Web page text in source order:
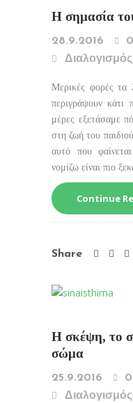
Η σημασία
28.9.2016 0
Διαλογισμός
Μερικές φορές τα
περιγράψουν κάτι
μέρες εξετάσαμε
στη ζωή του
αυτό που
νομίζω είναι πιο
Continue
Share
Η σκέψη, το
σώμα
25.9.2016 0
Διαλογισμός